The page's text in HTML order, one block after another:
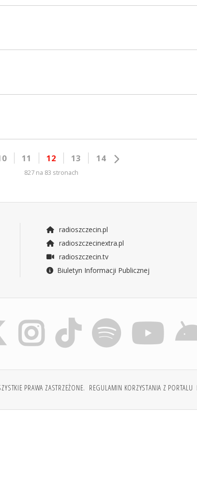
11 12 13 14
827 na 83 stronach
radioszczecin.pl
radioszczecinextra.pl
radioszczecin.tv
Biuletyn Informacji Publicznej
PRAWA ZASTRZEŻONE. REGULAMIN KORZYSTANIA Z PORTALU